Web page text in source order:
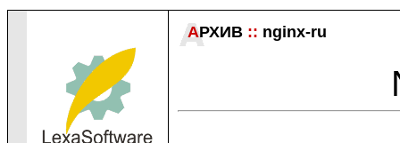
АРХИВ :: nginx-ru